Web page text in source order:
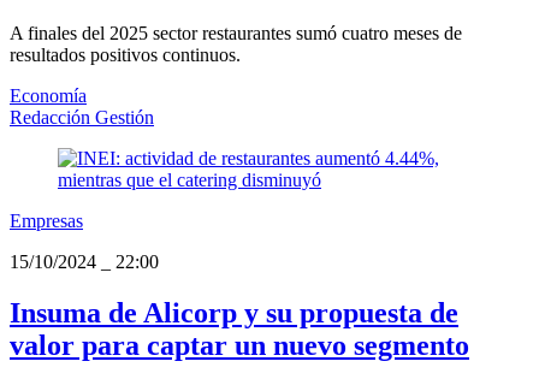
A finales del 2025 sector restaurantes sumó cuatro meses de
resultados positivos continuos.
Economía
Redacción Gestión
Empresas
15/10/2024
22:00
Insuma de Alicorp y su propuesta de
valor para captar un nuevo segmento